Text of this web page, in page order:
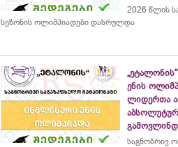
2026 წლის
სეზონის ოლიმპიადები დასრულდა
ენის
ლიდერთა
საგნობრივ